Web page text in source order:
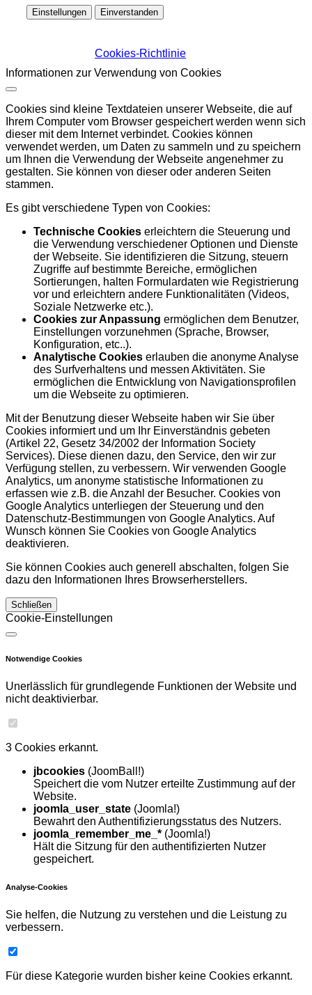
Einstellungen Einverstanden
Cookies-Richtlinie
Informationen zur Verwendung von Cookies
Cookies sind kleine Textdateien unserer Webseite, die auf
Ihrem Computer vom Browser gespeichert werden wenn sich
dieser mit dem Internet verbindet. Cookies können
verwendet werden, um Daten zu sammeln und zu speichern
um Ihnen die Verwendung der Webseite angenehmer zu
gestalten. Sie können von dieser oder anderen Seiten
stammen.
Es gibt verschiedene Typen von Cookies:
Technische Cookies erleichtern die Steuerung und
die Verwendung verschiedener Optionen und Dienste
der Webseite. Sie identifizieren die Sitzung, steuern
Zugriffe auf bestimmte Bereiche, ermöglichen
Sortierungen, halten Formulardaten wie Registrierung
vor und erleichtern andere Funktionalitäten (Videos,
Soziale Netzwerke etc.).
Cookies zur Anpassung ermöglichen dem Benutzer,
Einstellungen vorzunehmen (Sprache, Browser,
Konfiguration, etc..).
Analytische Cookies erlauben die anonyme Analyse
des Surfverhaltens und messen Aktivitäten. Sie
ermöglichen die Entwicklung von Navigationsprofilen
um die Webseite zu optimieren.
Mit der Benutzung dieser Webseite haben wir Sie über
Cookies informiert und um Ihr Einverständnis gebeten
(Artikel 22, Gesetz 34/2002 der Information Society
Services). Diese dienen dazu, den Service, den wir zur
Verfügung stellen, zu verbessern. Wir verwenden Google
Analytics, um anonyme statistische Informationen zu
erfassen wie z.B. die Anzahl der Besucher. Cookies von
Google Analytics unterliegen der Steuerung und den
Datenschutz-Bestimmungen von Google Analytics. Auf
Wunsch können Sie Cookies von Google Analytics
deaktivieren.
Sie können Cookies auch generell abschalten, folgen Sie
dazu den Informationen Ihres Browserherstellers.
Schließen
Cookie-Einstellungen
Notwendige Cookies
Unerlässlich für grundlegende Funktionen der Website und
nicht deaktivierbar.
3 Cookies erkannt.
jbcookies (JoomBall!)
Speichert die vom Nutzer erteilte Zustimmung auf der
Website.
joomla_user_state (Joomla!)
Bewahrt den Authentifizierungsstatus des Nutzers.
joomla_remember_me_* (Joomla!)
Hält die Sitzung für den authentifizierten Nutzer
gespeichert.
Analyse-Cookies
Sie helfen, die Nutzung zu verstehen und die Leistung zu
verbessern.
Für diese Kategorie wurden bisher keine Cookies erkannt.